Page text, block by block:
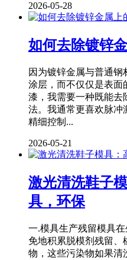
2026-05-28
如何去除镀锌
因为镀锌金属与普通
涂层，而不仅仅是表面
漆，我需要一种既能去
法。我通常更喜欢脉冲
精细控制...
2026-05-21
激光清洗鞋子
具，环保
一.模具生产残留模具
免地积累脱模剂残留、
物，这些污染物如果清